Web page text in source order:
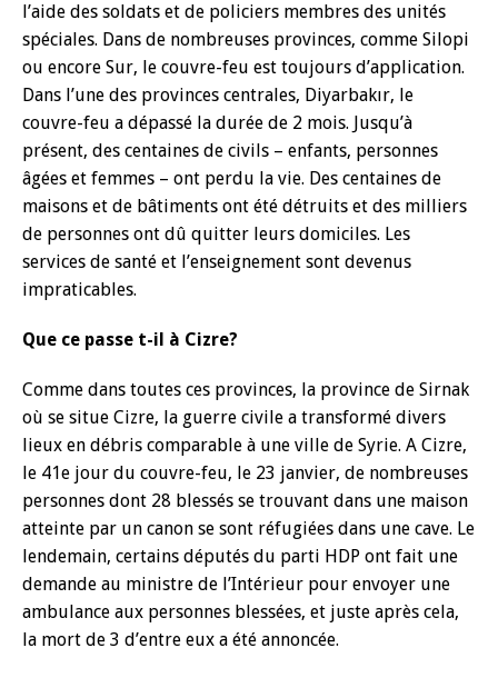
l’aide des soldats et de policiers membres des unités
spéciales. Dans de nombreuses provinces, comme Silopi
ou encore Sur, le couvre-feu est toujours d’application.
Dans l’une des provinces centrales, Diyarbakır, le
couvre-feu a dépassé la durée de 2 mois. Jusqu’à
présent, des centaines de civils – enfants, personnes
âgées et femmes – ont perdu la vie. Des centaines de
maisons et de bâtiments ont été détruits et des milliers
de personnes ont dû quitter leurs domiciles. Les
services de santé et l’enseignement sont devenus
impraticables.
Que ce passe t-il à Cizre?
Comme dans toutes ces provinces, la province de Sirnak
où se situe Cizre, la guerre civile a transformé divers
lieux en débris comparable à une ville de Syrie. A Cizre,
le 41e jour du couvre-feu, le 23 janvier, de nombreuses
personnes dont 28 blessés se trouvant dans une maison
atteinte par un canon se sont réfugiées dans une cave. Le
lendemain, certains députés du parti HDP ont fait une
demande au ministre de l’Intérieur pour envoyer une
ambulance aux personnes blessées, et juste après cela,
la mort de 3 d’entre eux a été annoncée.